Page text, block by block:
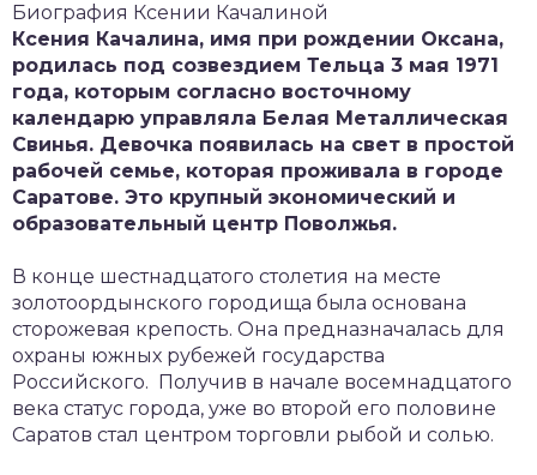
Биография Ксении Качалиной
Ксения Качалина, имя при рождении Оксана,
родилась под созвездием Тельца 3 мая 1971
года, которым согласно восточному
календарю управляла Белая Металлическая
Свинья. Девочка появилась на свет в простой
рабочей семье, которая проживала в городе
Саратове. Это крупный экономический и
образовательный центр Поволжья.
В конце шестнадцатого столетия на месте
золотоордынского городища была основана
сторожевая крепость. Она предназначалась для
охраны южных рубежей государства
Российского. Получив в начале восемнадцатого
века статус города, уже во второй его половине
Саратов стал центром торговли рыбой и солью.